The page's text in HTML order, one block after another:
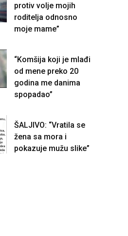
protiv volje mojih
roditelja odnosno
moje mame”
“Komšija koji je mlađi
od mene preko 20
godina me danima
spopadao”
ŠALJIVO: “Vratila se
žena sa mora i
pokazuje mužu slike”